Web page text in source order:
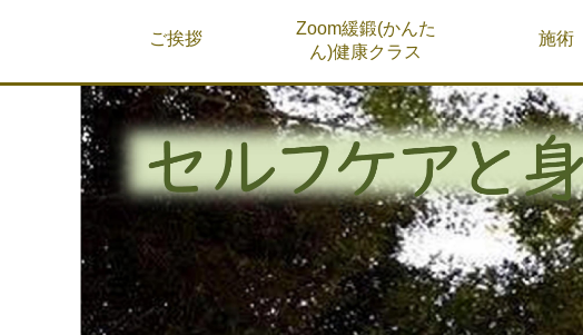
ご挨拶
Zoom緩鍛(かんた
ん)健康クラス
施術